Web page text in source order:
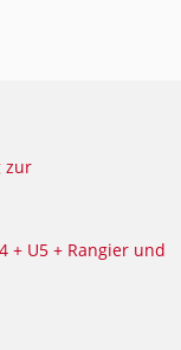
zur
+ U5 + Rangier und